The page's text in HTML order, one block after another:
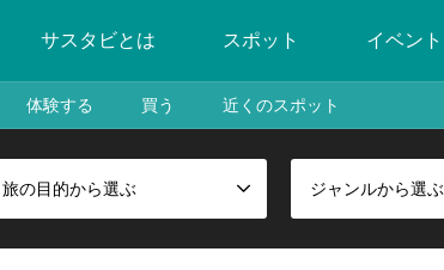
サスタビとは スポット イベント
体験する 買う 近くのスポット
旅の目的から選ぶ ジャンルから選ぶ